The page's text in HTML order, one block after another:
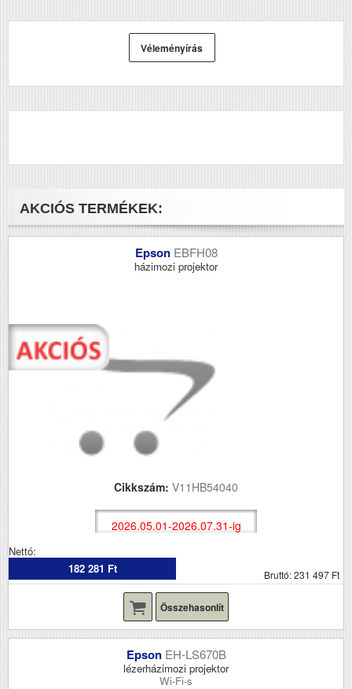
Véleményírás
AKCIÓS TERMÉKEK:
Epson EBFH08
házimozi projektor
Cikkszám: V11HB54040
2026.05.01-2026.07.31-ig
Nettó:
182 281 Ft
Bruttó: 231 497 Ft
Összehasonlít
Epson EH-LS670B
lézerházimozi projektor
Wi-Fi-s